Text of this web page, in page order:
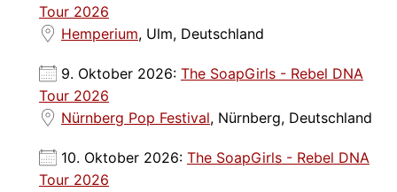
Tour 2026
Hemperium, Ulm, Deutschland
9. Oktober 2026: The SoapGirls - Rebel DNA
Tour 2026
Nürnberg Pop Festival, Nürnberg, Deutschland
10. Oktober 2026: The SoapGirls - Rebel DNA
Tour 2026